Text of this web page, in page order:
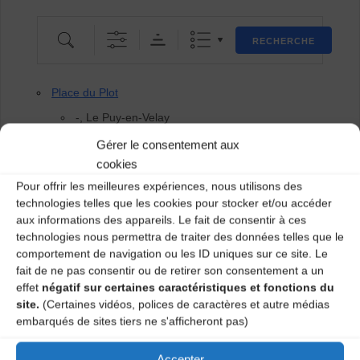
Gérer le consentement aux
cookies
Pour offrir les meilleures expériences, nous utilisons des
technologies telles que les cookies pour stocker et/ou accéder
aux informations des appareils. Le fait de consentir à ces
technologies nous permettra de traiter des données telles que le
comportement de navigation ou les ID uniques sur ce site. Le
fait de ne pas consentir ou de retirer son consentement a un
effet négatif sur certaines caractéristiques et fonctions du
site. (Certaines vidéos, polices de caractères et autre médias
embarqués de sites tiers ne s'afficheront pas)
Recherche
RECHERCHE
Place du Plot
-, Le Puy-en-Velay
Place du prieuré
Place du Prieuré, Yssingeaux , 43200
Place Saint Jean
Place Saint-Jean, Brioude
Place Saint-Claire
Aiguilhe, Le Puy-en-Velay
Place Saint-Claire
Aiguilhe, Le Puy-en-Velay
Pradelles